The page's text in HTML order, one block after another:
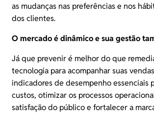
as mudanças nas preferências e nos
dos clientes.
O mercado é dinâmico e sua gestão
Já que prevenir é melhor do que
tecnologia para acompanhar suas
indicadores de desempenhoessenciais
custos, otimizar os processos
satisfação do público e fortalecer a